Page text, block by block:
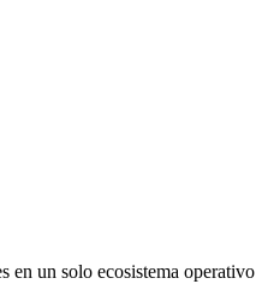
en un solo ecosistema operativo